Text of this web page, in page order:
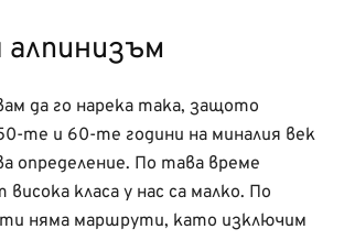
алпинизъм
да го нарека така, защото
те и 60-те години на миналия век
определение. По тава време
класа у нас са малко. По
няма маршрути, като изключим